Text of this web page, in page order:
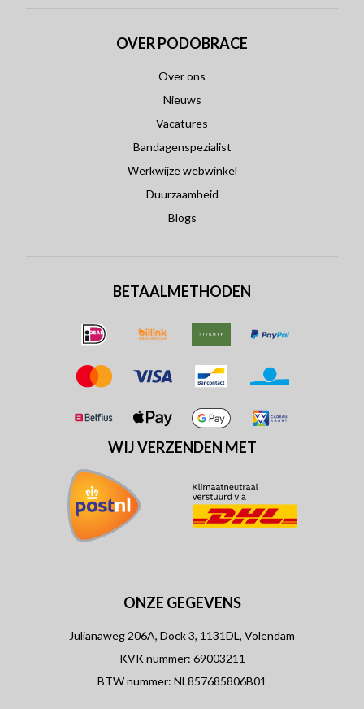
OVER PODOBRACE
Over ons
Nieuws
Vacatures
Bandagenspezialist
Werkwijze webwinkel
Duurzaamheid
Blogs
BETAALMETHODEN
WIJ VERZENDEN MET
ONZE GEGEVENS
Julianaweg 206A, Dock 3, 1131DL, Volendam
KVK nummer: 69003211
BTW nummer: NL857685806B01